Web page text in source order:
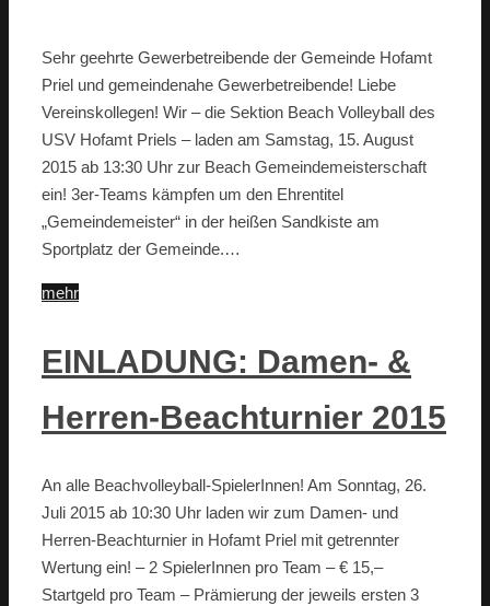
Sehr geehrte Gewerbetreibende der Gemeinde Hofamt
Priel und gemeindenahe Gewerbetreibende! Liebe
Vereinskollegen! Wir – die Sektion Beach Volleyball des
USV Hofamt Priels – laden am Samstag, 15. August
2015 ab 13:30 Uhr zur Beach Gemeindemeisterschaft
ein! 3er-Teams kämpfen um den Ehrentitel
„Gemeindemeister“ in der heißen Sandkiste am
Sportplatz der Gemeinde.…
mehr
EINLADUNG: Damen- &
Herren-Beachturnier 2015
An alle Beachvolleyball-SpielerInnen! Am Sonntag, 26.
Juli 2015 ab 10:30 Uhr laden wir zum Damen- und
Herren-Beachturnier in Hofamt Priel mit getrennter
Wertung ein! – 2 SpielerInnen pro Team – € 15,–
Startgeld pro Team – Prämierung der jeweils ersten 3